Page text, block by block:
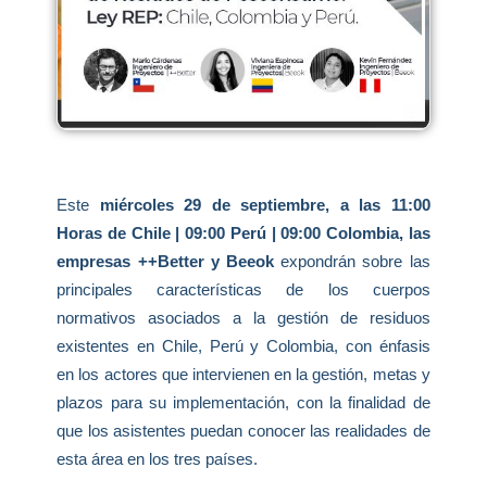
Este miércoles 29 de septiembre, a las 11:00
Horas de Chile | 09:00 Perú | 09:00 Colombia, las
empresas ++Better y Beeok expondrán sobre las
principales características de los cuerpos
normativos asociados a la gestión de residuos
existentes en Chile, Perú y Colombia, con énfasis
en los actores que intervienen en la gestión, metas y
plazos para su implementación, con la finalidad de
que los asistentes puedan conocer las realidades de
esta área en los tres países.